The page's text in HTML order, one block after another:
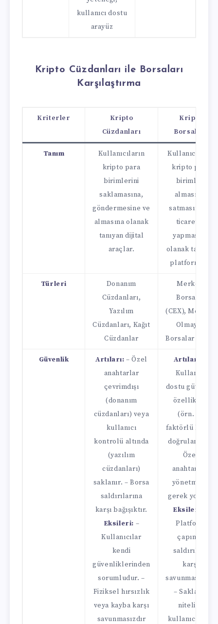
kullanıcı dostu
arayüz
Kripto Cüzdanları ile Borsaları
Karşılaştırma
Kriterler
Kripto
Cüzdanları
Kripto
Borsaları
Tanım
Kullanıcıların
kripto para
birimlerini
saklamasına,
göndermesine ve
almasına olanak
tanıyan dijital
araçlar.
Kullanıcıların
kripto para
birimleri
almasına,
satmasına ve
ticaretini
yapmasına
olanak tanıyan
platformlar.
Türleri
Donanım
Cüzdanları,
Yazılım
Cüzdanları, Kağıt
Cüzdanlar
Merkezi
Borsalar
(CEX), Merkezi
Olmayan
Borsalar (DEX)
Güvenlik Artıları: – Özel
anahtarlar
çevrimdışı
(donanım
cüzdanları) veya
kullanıcı
kontrolü altında
(yazılım
cüzdanları)
saklanır. – Borsa
saldırılarına
karşı bağışıktır.
Eksileri: –
Kullanıcılar
kendi
güvenliklerinden
sorumludur. –
Fiziksel hırsızlık
veya kayba karşı
savunmasızdır
Artıları:
Kullanıcı
dostu güvenlik
özellikleri
(örn. iki
faktörlü kimlik
doğrulama). –
Özel
anahtarları
yönetmeye
gerek yoktur.
Eksileri:
Platform
çapında
saldırılara
karşı
savunmasızdır.
– Saklama
niteliği,
kullanıcıların